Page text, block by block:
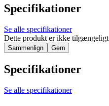
Specifikationer
Se alle specifikationer
Dette produkt er ikke tilgængeligt
Sammenlign Gem
Specifikationer
Se alle specifikationer